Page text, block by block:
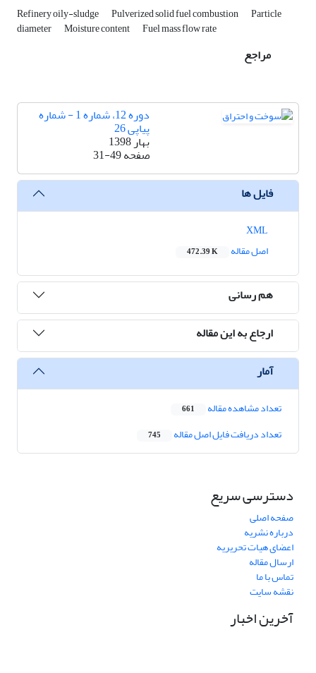
Refinery oily-sludge Pulverized solid fuel combustion Particle
diameter Moisture content Fuel mass flow rate
مراجع
دوره 12، شماره 1 - شماره
پیاپی 26
بهار 1398
صفحه31-49
فایل ها
اصل مقاله
472.39 K
هم رسانی
ارجاع به این مقاله
آمار
تعداد مشاهده مقاله 661
تعداد دریافت فایل اصل مقاله 745
دسترسی سریع
صفحه اصلی
درباره نشریه
اعضای هیات تحریریه
ارسال مقاله
تماس با ما
نقشه سایت
آخرین اخبار